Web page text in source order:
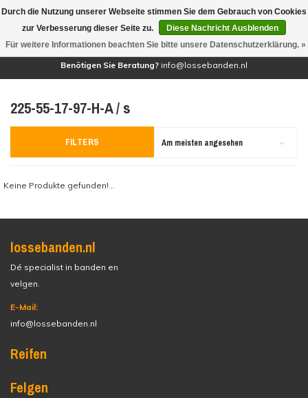
(0)
Benötigen Sie Beratung? info@lossebanden.nl
225-55-17-97-H-A / s
FILTERS Am meisten angesehen
Keine Produkte gefunden!...
lossebanden.nl
Dé specialist in banden en
velgen.
E-Mail:
info@lossebanden.nl
Reifen
Felgen
Durch die Nutzung unserer Webseite stimmen Sie dem Gebrauch von Cookies
zur Verbesserung dieser Seite zu.
Diese Nachricht Ausblenden
Für weitere Informationen beachten Sie bitte unsere Datenschutzerklärung. »